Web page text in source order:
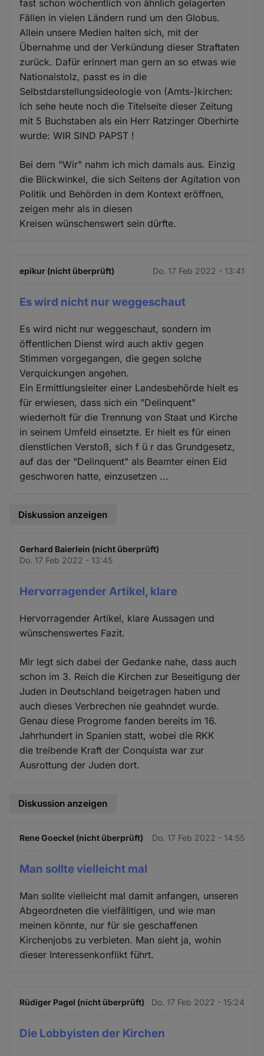
fast schon wöchentlich von ähnlich gelagerten
Fällen in vielen Ländern rund um den Globus.
Allein unsere Medien halten sich, mit der
Übernahme und der Verkündung dieser Straftaten
zurück. Dafür erinnert man gern an so etwas wie
Nationalstolz, passt es in die
Selbstdarstellungsideologie von (Amts-)kirchen:
Ich sehe heute noch die Titelseite dieser Zeitung
mit 5 Buchstaben als ein Herr Ratzinger Oberhirte
wurde: WIR SIND PAPST !
Bei dem "Wir" nahm ich mich damals aus. Einzig
die Blickwinkel, die sich Seitens der Agitation von
Politik und Behörden in dem Kontext eröffnen,
zeigen mehr als in diesen
Kreisen wünschenswert sein dürfte.
epikur (nicht überprüft) Do. 17 Feb 2022 - 13:41
Es wird nicht nur weggeschaut
Es wird nicht nur weggeschaut, sondern im
öffentlichen Dienst wird auch aktiv gegen
Stimmen vorgegangen, die gegen solche
Verquickungen angehen.
Ein Ermittlungsleiter einer Landesbehörde hielt es
für erwiesen, dass sich ein "Delinquent"
wiederholt für die Trennung von Staat und Kirche
in seinem Umfeld einsetzte. Er hielt es für einen
dienstlichen Verstoß, sich f ü r das Grundgesetz,
auf das der "Delinquent" als Beamter einen Eid
geschworen hatte, einzusetzen ...
Diskussion anzeigen
Gerhard Baierlein (nicht überprüft)
Do. 17 Feb 2022 - 13:45
Hervorragender Artikel, klare
Hervorragender Artikel, klare Aussagen und
wünschenswertes Fazit.
Mir legt sich dabei der Gedanke nahe, dass auch
schon im 3. Reich die Kirchen zur Beseitigung der
Juden in Deutschland beigetragen haben und
auch dieses Verbrechen nie geahndet wurde.
Genau diese Progrome fanden bereits im 16.
Jahrhundert in Spanien statt, wobei die RKK
die treibende Kraft der Conquista war zur
Ausrottung der Juden dort.
Diskussion anzeigen
Rene Goeckel (nicht überprüft) Do. 17 Feb 2022 - 14:55
Man sollte vielleicht mal
Man sollte vielleicht mal damit anfangen, unseren
Abgeordneten die vielfälltigen, und wie man
meinen könnte, nur für sie geschaffenen
Kirchenjobs zu verbieten. Man sieht ja, wohin
dieser Interessenkonflikt führt.
Rüdiger Pagel (nicht überprüft) Do. 17 Feb 2022 - 15:24
Die Lobbyisten der Kirchen